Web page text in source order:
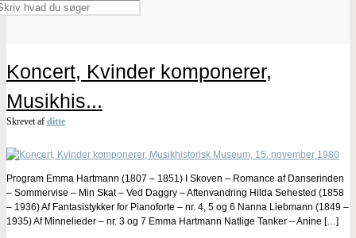
Koncert, Kvinder komponerer,
Musikhis...
Skrevet af ditte
Program Emma Hartmann (1807 – 1851) I Skoven – Romance af Danserinden
– Sommervise – Min Skat – Ved Daggry – Aftenvandring Hilda Sehested (1858
– 1936) Af Fantasistykker for Pianoforte – nr. 4, 5 og 6 Nanna Liebmann (1849 –
1935) Af Minnelieder – nr. 3 og 7 Emma Hartmann Natlige Tanker – Anine […]